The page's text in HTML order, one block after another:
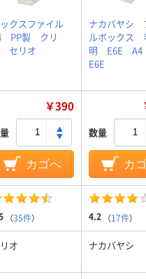
クスファイル
PP製 クリ
セリオ
ナカバヤシ
ルボックス
明 E6E
E6E
￥390
カゴへ
数量
カ
（35件） 4.2 （17件）
オ ナカバヤシ